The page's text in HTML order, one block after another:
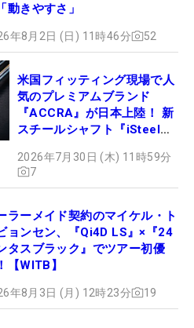
動きやすさ」
年8月2日 (日) 11時46分 52
米国フィッティング現場で人
気のプレミアムブランド
『ACCRA』が日本上陸！ 新
スチールシャフト『iSteel
2026年7月30日 (木) 11時59分
7
ラーメイド契約のマイケル・ト
ョンセン、『Qi4D LS』×『24
タスブラック』でツアー初優
【WITB】
年8月3日 (月) 12時23分 19